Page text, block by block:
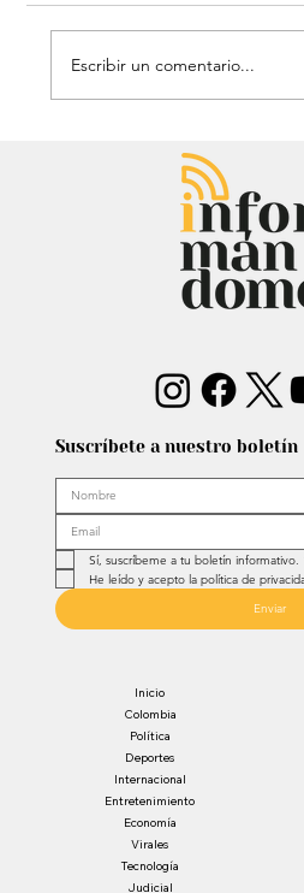
Chayanne se
dejó mensaje:
Escribir un comentario...
Suscríbete a nuestro boletín
Sí, suscríbeme a tu boletín informativo.
He leído y acepto la política de
Enviar
Inicio
Colombia
Política
Deportes
Internacional
Entretenimiento
Economía
Virales
Tecnología
Judicial